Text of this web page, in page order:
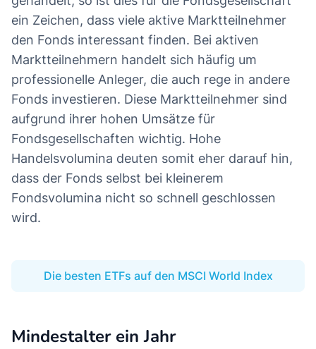
ein Zeichen, dass viele aktive Marktteilnehmer
den Fonds interessant finden. Bei aktiven
Marktteilnehmern handelt sich häufig um
professionelle Anleger, die auch rege in andere
Fonds investieren. Diese Marktteilnehmer sind
aufgrund ihrer hohen Umsätze für
Fondsgesellschaften wichtig. Hohe
Handelsvolumina deuten somit eher darauf hin,
dass der Fonds selbst bei kleinerem
Fondsvolumina nicht so schnell geschlossen
wird.
Die besten ETFs auf den MSCI World Index
Mindestalter ein Jahr